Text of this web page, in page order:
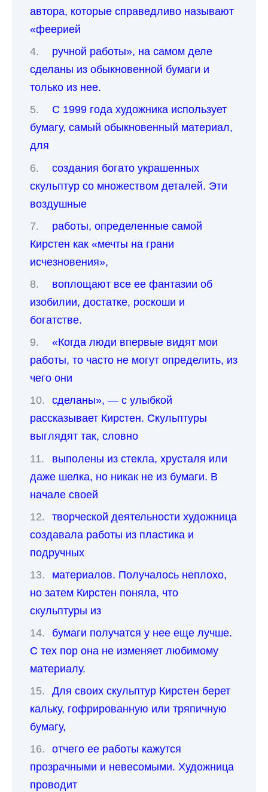
автора, которые справедливо называют
«феерией
ручной работы», на самом деле
сделаны из обыкновенной бумаги и
только из нее.
С 1999 года художника использует
бумагу, самый обыкновенный материал,
для
создания богато украшенных
скульптур со множеством деталей. Эти
воздушные
работы, определенные самой
Кирстен как «мечты на грани
исчезновения»,
воплощают все ее фантазии об
изобилии, достатке, роскоши и
богатстве.
«Когда люди впервые видят мои
работы, то часто не могут определить, из
чего они
сделаны», — с улыбкой
рассказывает Кирстен. Скульптуры
выглядят так, словно
выполены из стекла, хрусталя или
даже шелка, но никак не из бумаги. В
начале своей
творческой деятельности художница
создавала работы из пластика и
подручных
материалов. Получалось неплохо,
но затем Кирстен поняла, что
скульптуры из
бумаги получатся у нее еще лучше.
С тех пор она не изменяет любимому
материалу.
Для своих скульптур Кирстен берет
кальку, гофрированную или тряпичную
бумагу,
отчего ее работы кажутся
прозрачными и невесомыми. Художница
проводит